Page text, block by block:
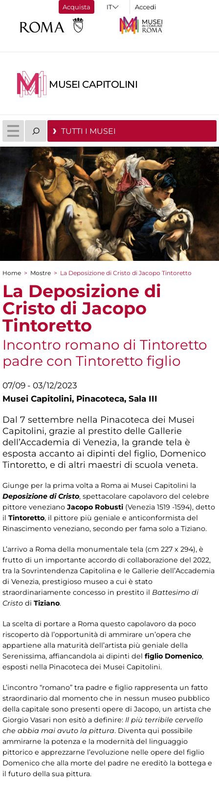
Acquista Accedi
MUSEI CAPITOLINI
TUTTI I MUSEI
Tu sei qui
Home > Mostre > La Deposizione di Cristo di Jacopo Tintoretto
La Deposizione di
Cristo di Jacopo
Tintoretto
Incontro romano di Tintoretto
padre con Tintoretto figlio
07/09 - 03/12/2023
Musei Capitolini, Pinacoteca, Sala III
Dal 7 settembre nella Pinacoteca dei Musei
Capitolini, grazie al prestito delle Gallerie
dell’Accademia di Venezia, la grande tela è
esposta accanto ai dipinti del figlio, Domenico
Tintoretto, e di altri maestri di scuola veneta.
Giunge per la prima volta a Roma ai Musei Capitolini la
Deposizione di Cristo, spettacolare capolavoro del celebre
pittore veneziano Jacopo Robusti (Venezia 1519 -1594), detto
il Tintoretto, il pittore più geniale e anticonformista del
Rinascimento veneziano, secondo per fama solo a Tiziano.
L’arrivo a Roma della monumentale tela (cm 227 x 294), è
frutto di un importante accordo di collaborazione del 2022,
tra la Sovrintendenza Capitolina e le Gallerie dell’Accademia
di Venezia, prestigioso museo a cui è stato
straordinariamente concesso in prestito il Battesimo di
Cristo di Tiziano.
La scelta di portare a Roma questo capolavoro da poco
riscoperto dà l’opportunità di ammirare un’opera che
appartiene alla maturità dell’artista più geniale della
Serenissima, affiancandola ai dipinti del figlio Domenico,
esposti nella Pinacoteca dei Musei Capitolini.
L’incontro “romano” tra padre e figlio rappresenta un fatto
straordinario dal momento che in nessun museo pubblico
della capitale sono presenti opere di Jacopo, un artista che
Giorgio Vasari non esitò a definire: Il più terribile cervello
che abbia mai avuto la pittura. Diventa qui possibile
ammirarne la potenza e la modernità del linguaggio
pittorico e apprezzarne l’evoluzione nelle opere del figlio
Domenico che alla morte del padre ne ereditò la bottega e
il futuro della sua pittura.